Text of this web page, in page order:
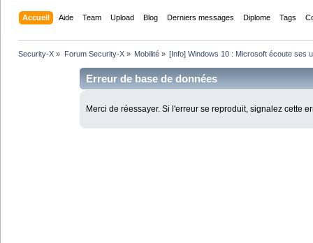
Accueil Aide Team Upload Blog Derniers messages Diplome Tags
Security-X » Forum Security-X» Mobilité» [Info] Windows 10 : Microsoft écoute ses
Erreur de base de données
Merci de réessayer. Si l'erreur se reproduit, signalez cette